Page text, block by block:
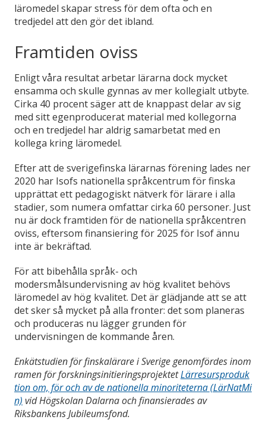
läromedel skapar stress för dem ofta och en
tredjedel att den gör det ibland.
Framtiden oviss
Enligt våra resultat arbetar lärarna dock mycket
ensamma och skulle gynnas av mer kollegialt utbyte.
Cirka 40 procent säger att de knappast delar av sig
med sitt egenproducerat material med kollegorna
och en tredjedel har aldrig samarbetat med en
kollega kring läromedel.
Efter att de sverigefinska lärarnas förening lades ner
2020 har Isofs nationella språkcentrum för finska
upprättat ett pedagogiskt nätverk för lärare i alla
stadier, som numera omfattar cirka 60 personer. Just
nu är dock framtiden för de nationella språkcentren
oviss, eftersom finansiering för 2025 för Isof ännu
inte är bekräftad.
För att bibehålla språk- och
modersmålsundervisning av hög kvalitet behövs
läromedel av hög kvalitet. Det är glädjande att se att
det sker så mycket på alla fronter: det som planeras
och produceras nu lägger grunden för
undervisningen de kommande åren.
Enkätstudien för finskalärare i Sverige genomfördes inom
ramen för forskningsinitieringsprojektetLärresursproduk
tion om, för och av de nationella minoriteterna (LärNatMi
n) vid Högskolan Dalarna och finansierades av
Riksbankens Jubileumsfond.